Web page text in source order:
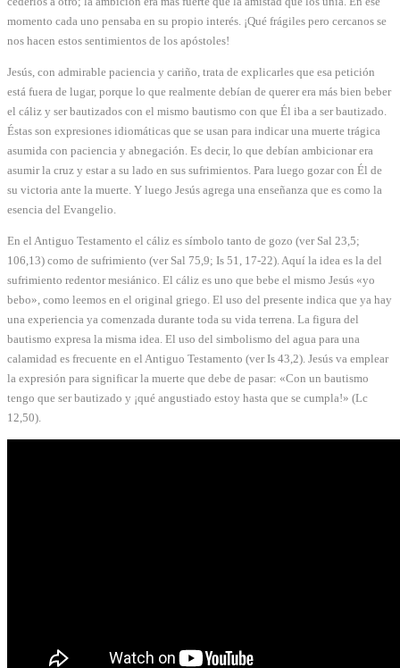
momento cada uno pensaba en su propio interés. ¡Qué frágiles pero cercanos se
nos hacen estos sentimientos de los apóstoles!
Jesús, con admirable paciencia y cariño, trata de explicarles que esa petición
está fuera de lugar, porque lo que realmente debían de querer era más bien beber
el cáliz y ser bautizados con el mismo bautismo con que Él iba a ser bautizado.
Éstas son expresiones idiomáticas que se usan para indicar una muerte trágica
asumida con paciencia y abnegación. Es decir, lo que debían ambicionar era
asumir la cruz y estar a su lado en sus sufrimientos. Para luego gozar con Él de
su victoria ante la muerte. Y luego Jesús agrega una enseñanza que es como la
esencia del Evangelio.
En el Antiguo Testamento el cáliz es símbolo tanto de gozo (ver Sal 23,5;
106,13) como de sufrimiento (ver Sal 75,9; Is 51, 17-22). Aquí la idea es la del
sufrimiento redentor mesiánico. El cáliz es uno que bebe el mismo Jesús «yo
bebo», como leemos en el original griego. El uso del presente indica que ya hay
una experiencia ya comenzada durante toda su vida terrena. La figura del
bautismo expresa la misma idea. El uso del simbolismo del agua para una
calamidad es frecuente en el Antiguo Testamento (ver Is 43,2). Jesús va emplear
la expresión para significar la muerte que debe de pasar: «Con un bautismo
tengo que ser bautizado y ¡qué angustiado estoy hasta que se cumpla!» (Lc
12,50).